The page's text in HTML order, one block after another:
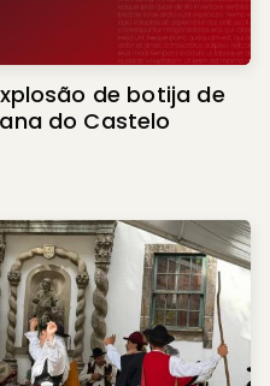
de botija de
do Castelo